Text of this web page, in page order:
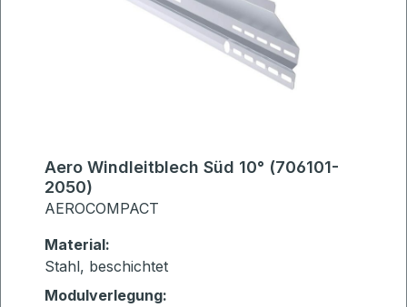
Aero Windleitblech Süd 10° (706101-
2050)
AEROCOMPACT
Material:
Stahl, beschichtet
Modulverlegung: